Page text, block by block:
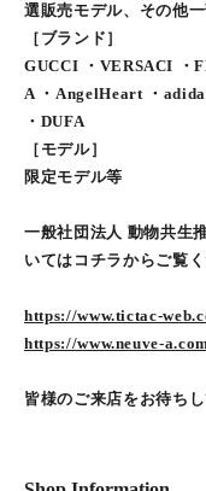
選販売モデル、その他
［ブランド］
GUCCI ・VERSACI ・
A ・AngelHeart ・
・DUFA
［モデル］
限定モデル等
一般社団法人 動物共生
いてはコチラからご覧く
https://www.tictac-
https://www.neuve-
皆様のご来店をお待ちし